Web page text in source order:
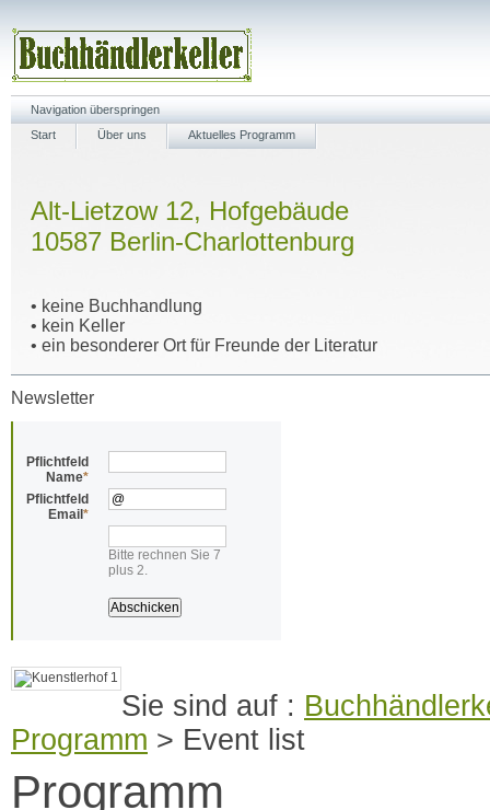
Navigation überspringen
Start
Über uns Aktuelles Programm
Alt-Lietzow 12, Hofgebäude
10587 Berlin-Charlottenburg
• keine Buchhandlung
• kein Keller
• ein besonderer Ort für Freunde der Literatur
Newsletter
Pflichtfeld
Name*
Pflichtfeld
Email *
Bitte rechnen Sie 7
plus 2.
Programm > Event list
Programm